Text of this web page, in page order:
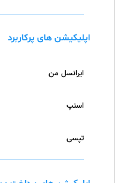
اپلیکیشن های پرکاربرد
ایرانسل من
اسنپ
تپسی